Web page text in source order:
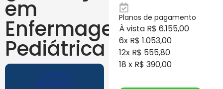
em
Enfermagem
Pediátrica
Ir para a
inscrição
Planos de pagamento
À vista R$ 6.155,00
6x R$ 1.053,00
12x R$ 555,80
18 x R$ 390,00